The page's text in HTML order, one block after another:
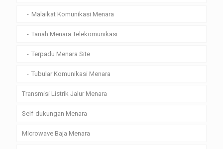
Malaikat Komunikasi Menara
Tanah Menara Telekomunikasi
Terpadu Menara Site
Tubular Komunikasi Menara
Transmisi Listrik Jalur Menara
Self-dukungan Menara
Microwave Baja Menara